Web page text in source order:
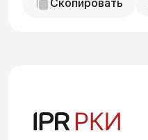
Скопировать